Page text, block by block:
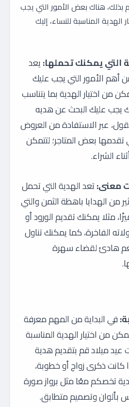
بذلك، هناك بعض الأمور التي يجب
الهدية المناسبة للنساء، إليك
التي يمكنك تحملها:يعد
أهم الأمور التي يجب عليك
من اختيار الهدية بما يتناسب
يجب عليك البحث عن هديه
عبر الاستفادة من العروض
بعض المتاجر؛ لتتمكن
الشراء.
معنى:تعد الهدية التي تحمل
من الهدايا باهظة الثمن والتي
مثلا يمكنك تقديم الورود أو
الفاخرة، كما يمكنك تناول
هادئ لقضاء سهرة
في البداية من المهم معرفة
من اختيار الهدية المناسبة
عيد ميلاد قم بتقديم هدية
كانت ذكرى زواج أو خطوبة،
تخصكم معًا مثل برواز صورة
بألوان وتصميم متطابق.